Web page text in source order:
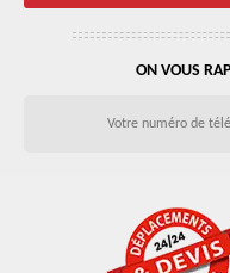
ON VOUS